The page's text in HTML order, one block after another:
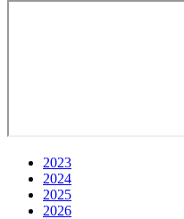
2023
2024
2025
2026